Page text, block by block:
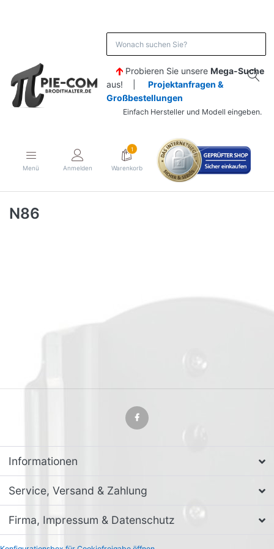
Probieren Sie unsere Mega-Suche
aus! | Projektanfragen &
Großbestellungen
Einfach Hersteller und Modell eingeben.
Menü Anmelden
1
Warenkorb
N86
Informationen
Service, Versand & Zahlung
Firma, Impressum & Datenschutz